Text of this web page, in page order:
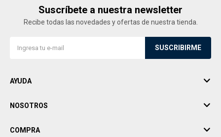
Suscríbete a nuestra newsletter
Recibe todas las novedades y ofertas de nuestra tienda.
SUSCRIBIRME
AYUDA
NOSOTROS
COMPRA